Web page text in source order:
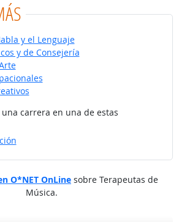
y el Lenguaje
y de Consejería
carrera en una de estas
O*NET OnLine sobre Terapeutas de
Música.